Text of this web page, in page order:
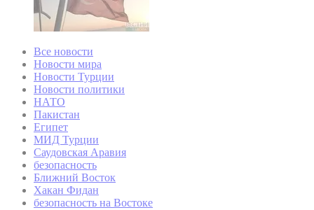
Все новости
Новости мира
Новости Турции
Новости политики
НАТО
Пакистан
Египет
МИД Турции
Саудовская Аравия
безопасность
Ближний Восток
Хакан Фидан
безопасность на Востоке